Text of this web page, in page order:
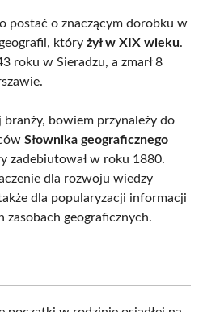
postać o znaczącym dorobku w
który żył w XIX wieku.
roku w Sieradzu, a zmarł 8
branży, bowiem przynależy do
Słownika geograficznego
zadebiutował w roku 1880.
dla rozwoju wiedzy
dla popularyzacji informacji
geograficznych.